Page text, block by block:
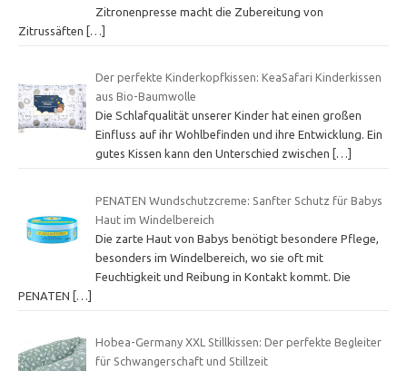
Zitronenpresse macht die Zubereitung von
Zitrussäften
[…]
Der perfekte Kinderkopfkissen: KeaSafari Kinderkissen
aus Bio-Baumwolle
Die Schlafqualität unserer Kinder hat einen großen
Einfluss auf ihr Wohlbefinden und ihre Entwicklung. Ein
gutes Kissen kann den Unterschied zwischen
[…]
PENATEN Wundschutzcreme: Sanfter Schutz für Babys
Haut im Windelbereich
Die zarte Haut von Babys benötigt besondere Pflege,
besonders im Windelbereich, wo sie oft mit
Feuchtigkeit und Reibung in Kontakt kommt. Die
PENATEN
[…]
Hobea-Germany XXL Stillkissen: Der perfekte Begleiter
für Schwangerschaft und Stillzeit